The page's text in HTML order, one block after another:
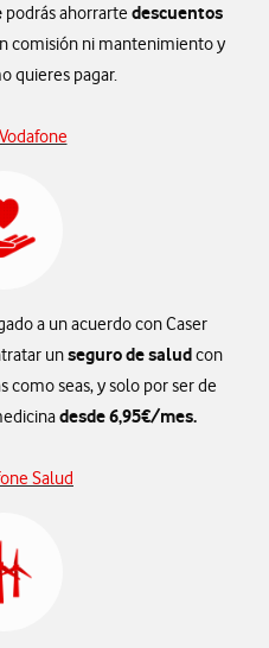
podrás ahorrarte descuentos
comisión ni mantenimiento y
quieres pagar.
a un acuerdo con Caser
unseguro de saludcon
como seas, y solo por ser de
desde 6,95€/mes.
Salud